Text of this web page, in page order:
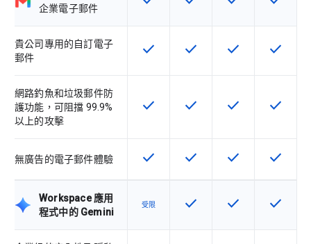
企業電子郵件
貴公司專用的自訂電子
郵件
這項功能適用於該 SKU
check 這項功能適用於該 SKU
check 這項功能適用於
check 這項功
check
網路釣魚和垃圾郵件防
護功能，可阻擋 99.9%
以上的攻擊
這項功能適用於該 SKU
check 這項功能適用於該 SKU
check 這項功能適用於
check 這項功
check
無廣告的電子郵件體驗 這項功能適用於該 SKU
check 這項功能適用於該 SKU
check 這項功能適用於
check 這項功
check
Workspace 應用
程式中的 Gemini
受限 這項功能適用於該 SKU
check 這項功能適用於
check 這項功
check